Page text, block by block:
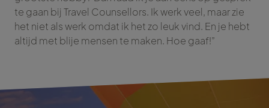
te gaan bij Travel Counsellors. Ik werk veel, maar zie
het niet als werk omdat ik het zo leuk vind. En je hebt
altijd met blije mensen te maken. Hoe gaaf!”